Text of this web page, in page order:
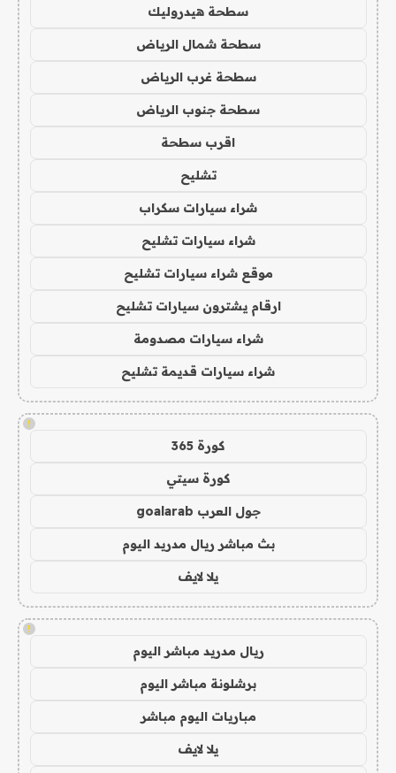
سطحة هيدروليك
سطحة شمال الرياض
سطحة غرب الرياض
سطحة جنوب الرياض
اقرب سطحة
تشليح
شراء سيارات سكراب
شراء سيارات تشليح
موقع شراء سيارات تشليح
ارقام يشترون سيارات تشليح
شراء سيارات مصدومة
شراء سيارات قديمة تشليح
!
كورة 365
كورة سيتي
جول العرب goalarab
بث مباشر ريال مدريد اليوم
يلا لايف
!
ريال مدريد مباشر اليوم
برشلونة مباشر اليوم
مباريات اليوم مباشر
يلا لايف